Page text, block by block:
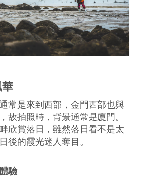
華
常是來到西部，金門西部也與
故拍照時，背景通常是廈門。
欣賞落日，雖然落日看不是太
後的霞光迷人奪目。
驗